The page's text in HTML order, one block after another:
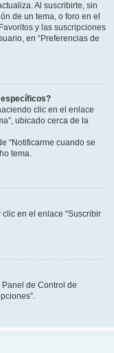
Al suscribirte, sin
de un tema, o foro en el
y las suscripciones
en “Preferencias de
clic en el enlace
ubicado cerca de la
“Notificarme cuando se
tema.
en el enlace “Suscribir
de Control de